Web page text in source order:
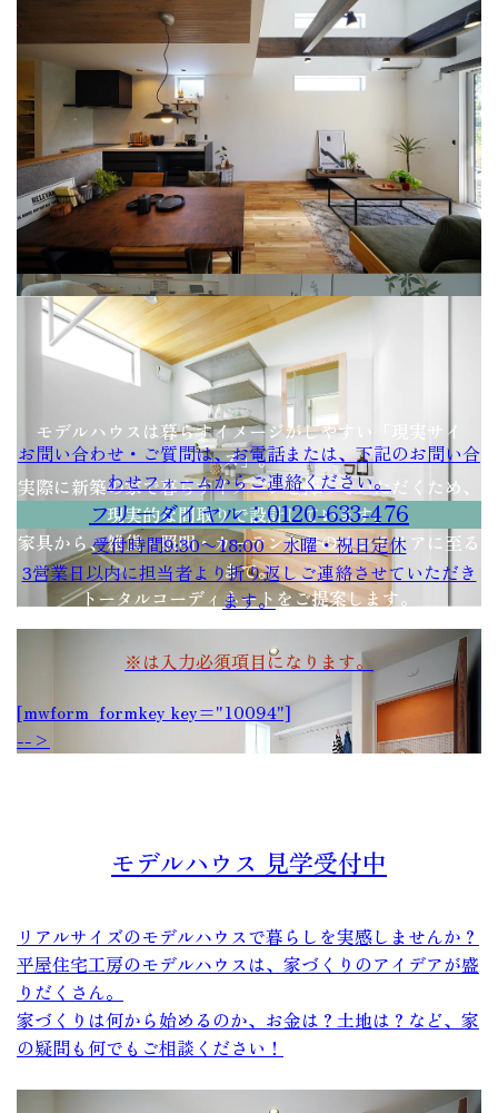
※QUOカードのプレゼントは初めてイベントにご参加の
お客様のみとなります。
過去にご来場いただいたお客様は対象外となります。
ご来場特典対象イベント・モデルハウス詳細はこちら
モデルハウスは暮らすイメージがしやすい「現実サイ
ズ」。
実際に新築の家で暮らすイメージを持っていただくため、
現実的な間取りで設計しています。
家具から、雑貨・照明・カーテンなどのインテリアに至る
まで。
トータルコーディネートをご提案します。
お問い合わせ・ご質問は、お電話または、下記のお問い合
わせフォームからご連絡ください。
フリーダイヤル：0120-633-476
受付時間9:30〜18:00 水曜・祝日定休
3営業日以内に担当者より折り返しご連絡させていただき
ます。
※は入力必須項目になります。
[mwform_formkey key="10094"]
-->
モデルハウス 見学受付中
リアルサイズのモデルハウスで暮らしを実感しませんか？
平屋住宅工房のモデルハウスは、家づくりのアイデアが盛
りだくさん。
家づくりは何から始めるのか、お金は？土地は？など、家
の疑問も何でもご相談ください！